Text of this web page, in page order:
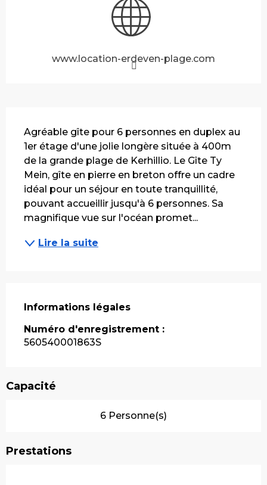
www.location-erdeven-plage.com
Agréable gîte pour 6 personnes en duplex au
1er étage d'une jolie longère située à 400m
de la grande plage de Kerhillio. Le Gîte Ty
Mein, gîte en pierre en breton offre un cadre
idéal pour un séjour en toute tranquillité,
pouvant accueillir jusqu'à 6 personnes. Sa
magnifique vue sur l'océan promet...
Lire la suite
Informations légales
Informations légales
Numéro d'enregistrement :
560540001863S
Capacité
6 Personne(s)
Prestations